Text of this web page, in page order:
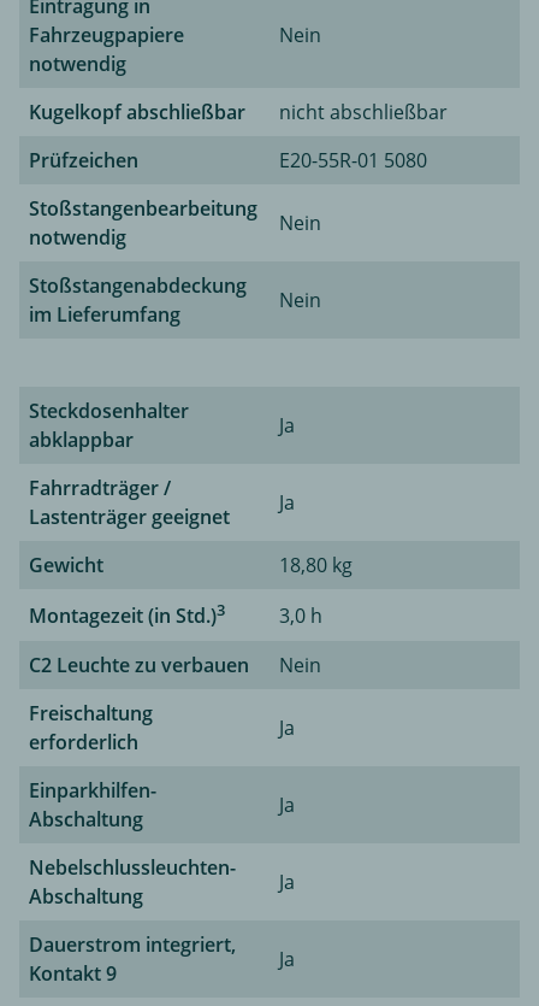
Eintragung in
Fahrzeugpapiere
notwendig
Nein
Kugelkopf abschließbar
nicht abschließbar
Prüfzeichen
E20-55R-01 5080
Stoßstangenbearbeitung
notwendig
Nein
Stoßstangenabdeckung
im Lieferumfang
Nein
Steckdosenhalter
abklappbar
Ja
Fahrradträger /
Lastenträger geeignet
Ja
Gewicht
18,80 kg
Montagezeit (in Std.)3
3,0 h
C2 Leuchte zu verbauen
Nein
Freischaltung
erforderlich
Ja
Einparkhilfen-
Abschaltung
Ja
Nebelschlussleuchten-
Abschaltung
Ja
Dauerstrom integriert,
Kontakt 9
Ja